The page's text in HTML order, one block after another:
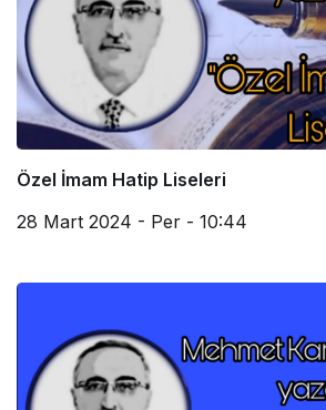
Özel İmam Hatip Liseleri
28 Mart 2024 - Per - 10:44